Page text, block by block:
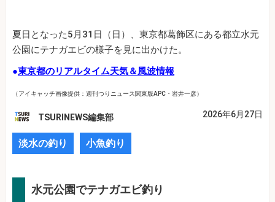
夏日となった5月31日（日）、東京都葛飾区にある都立水元
公園にテナガエビの様子を見に出かけた。
●東京都のリアルタイム天気＆風波情報
（アイキャッチ画像提供：週刊つりニュース関東版APC・岩井一彦）
TSURINEWS編集部 2026年6月27日
淡水の釣り 小魚釣り
水元公園でテナガエビ釣り